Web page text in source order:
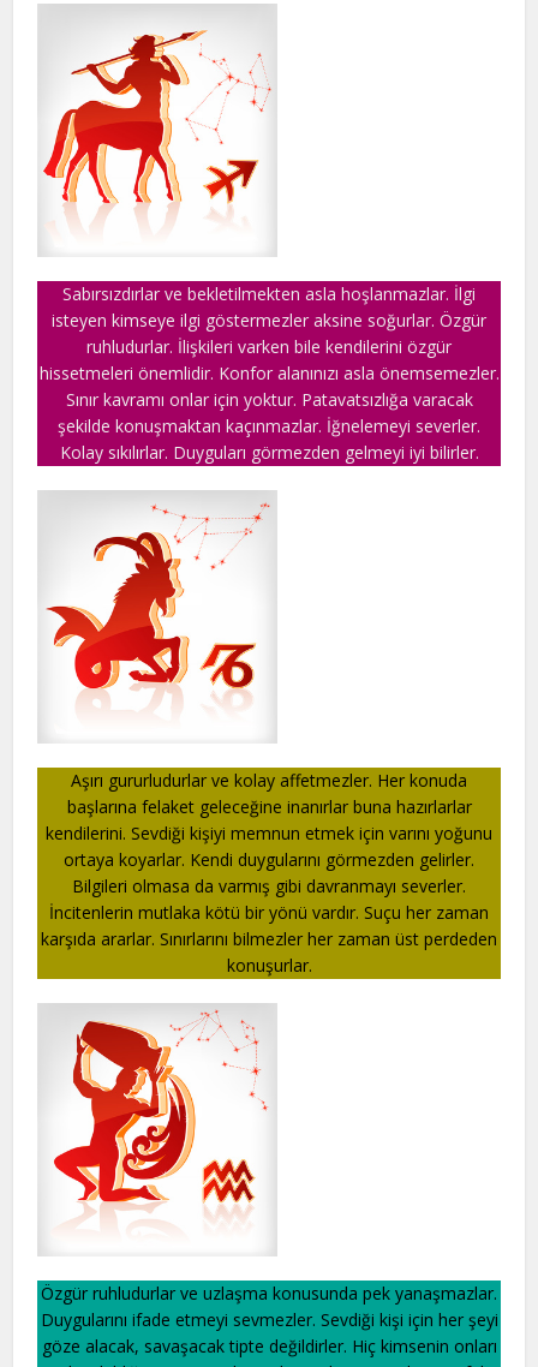
Sabırsızdırlar ve bekletilmekten asla hoşlanmazlar. İlgi
isteyen kimseye ilgi göstermezler aksine soğurlar. Özgür
ruhludurlar. İlişkileri varken bile kendilerini özgür
hissetmeleri önemlidir. Konfor alanınızı asla önemsemezler.
Sınır kavramı onlar için yoktur. Patavatsızlığa varacak
şekilde konuşmaktan kaçınmazlar. İğnelemeyi severler.
Kolay sıkılırlar. Duyguları görmezden gelmeyi iyi bilirler.
Aşırı gururludurlar ve kolay affetmezler. Her konuda
başlarına felaket geleceğine inanırlar buna hazırlarlar
kendilerini. Sevdiği kişiyi memnun etmek için varını yoğunu
ortaya koyarlar. Kendi duygularını görmezden gelirler.
Bilgileri olmasa da varmış gibi davranmayı severler.
İncitenlerin mutlaka kötü bir yönü vardır. Suçu her zaman
karşıda ararlar. Sınırlarını bilmezler her zaman üst perdeden
konuşurlar.
Özgür ruhludurlar ve uzlaşma konusunda pek yanaşmazlar.
Duygularını ifade etmeyi sevmezler. Sevdiği kişi için her şeyi
göze alacak, savaşacak tipte değildirler. Hiç kimsenin onları